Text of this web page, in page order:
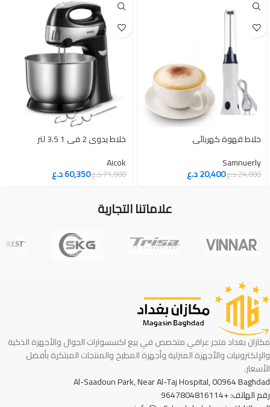
خلاط قهوة كهربائي
Samnuerly
24,000د.ع20,400د.ع
Aicok
71,000د.ع60,350د.ع
علاماتنا التجارية
مكازان بغداد متجر عراقي متخصص في بيع اكسسوارات الجوال والأجهزة الذكية
والإلكترونيات والأجهزة المنزلية وأجهزة المطبخ والمنتجات المبتكرة بأفضل
الأسعار.
Al-Saadoun Park, Near Al-Taj Hospital, 00964 Baghdad
رقم الهاتف: +9647804816114